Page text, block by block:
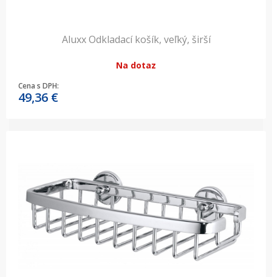
Aluxx Odkladací košík, veľký, širší
Na dotaz
Cena s DPH:
49,36 €